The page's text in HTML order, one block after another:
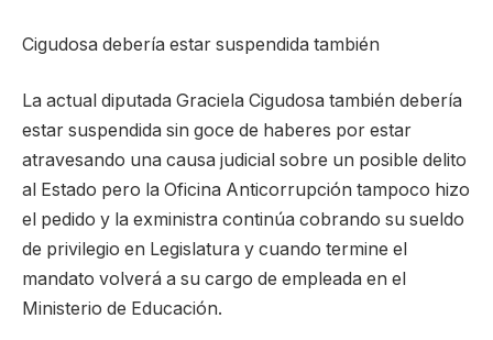
Cigudosa debería estar suspendida también
La actual diputada Graciela Cigudosa también debería
estar suspendida sin goce de haberes por estar
atravesando una causa judicial sobre un posible delito
al Estado pero la Oficina Anticorrupción tampoco hizo
el pedido y la exministra continúa cobrando su sueldo
de privilegio en Legislatura y cuando termine el
mandato volverá a su cargo de empleada en el
Ministerio de Educación.